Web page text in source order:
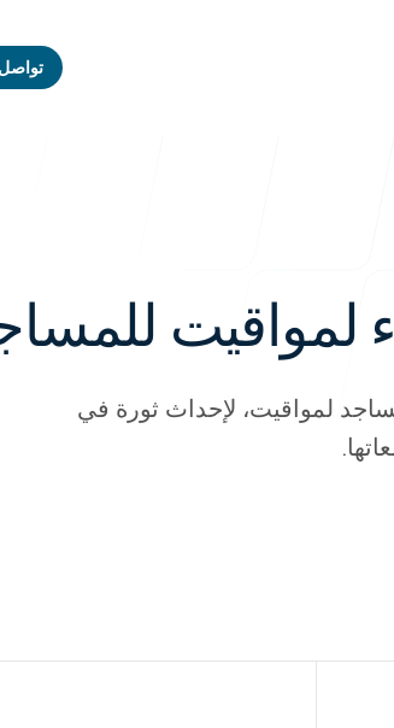
تواصل
تواصل
الأخبار
خدماتنا
لمواقيت
لمواقيت، لإحداث ثورة في